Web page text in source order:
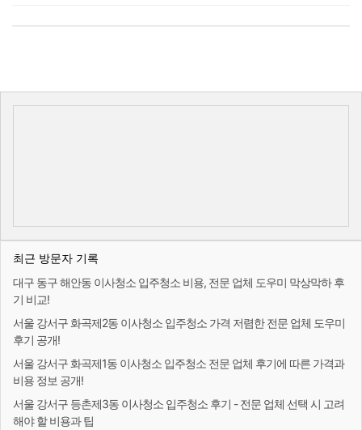
최근 방문자 기록
대구 동구 해안동 이사청소 입주청소 비용, 전문 업체 도우미 막상막하 후
기 비교!
서울 강서구 화곡제2동 이사청소 입주청소 가격 저렴한 전문 업체 도우미
후기 공개!
서울 강서구 화곡제1동 이사청소 입주청소 전문 업체 후기에 따른 가격과
비용 정보 공개!
서울 강서구 등촌제3동 이사청소 입주청소 후기 - 전문 업체 선택 시 고려
해야 할 비용과 팁